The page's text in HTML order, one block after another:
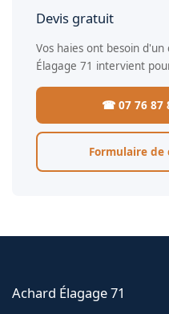
Devis gratuit
Vos haies ont besoin
Élagage 71 intervient
☎ 07 76 87
Formulaire de
Achard Élagage 71